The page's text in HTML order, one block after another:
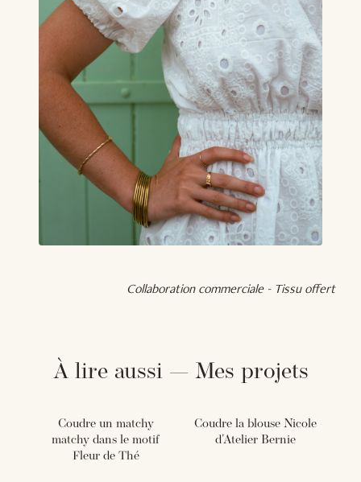
Collaboration commerciale - Tissu offert
À lire aussi — Mes projets
Coudre un matchy
matchy dans le motif
Fleur de Thé
Coudre la blouse Nicole
d'Atelier Bernie